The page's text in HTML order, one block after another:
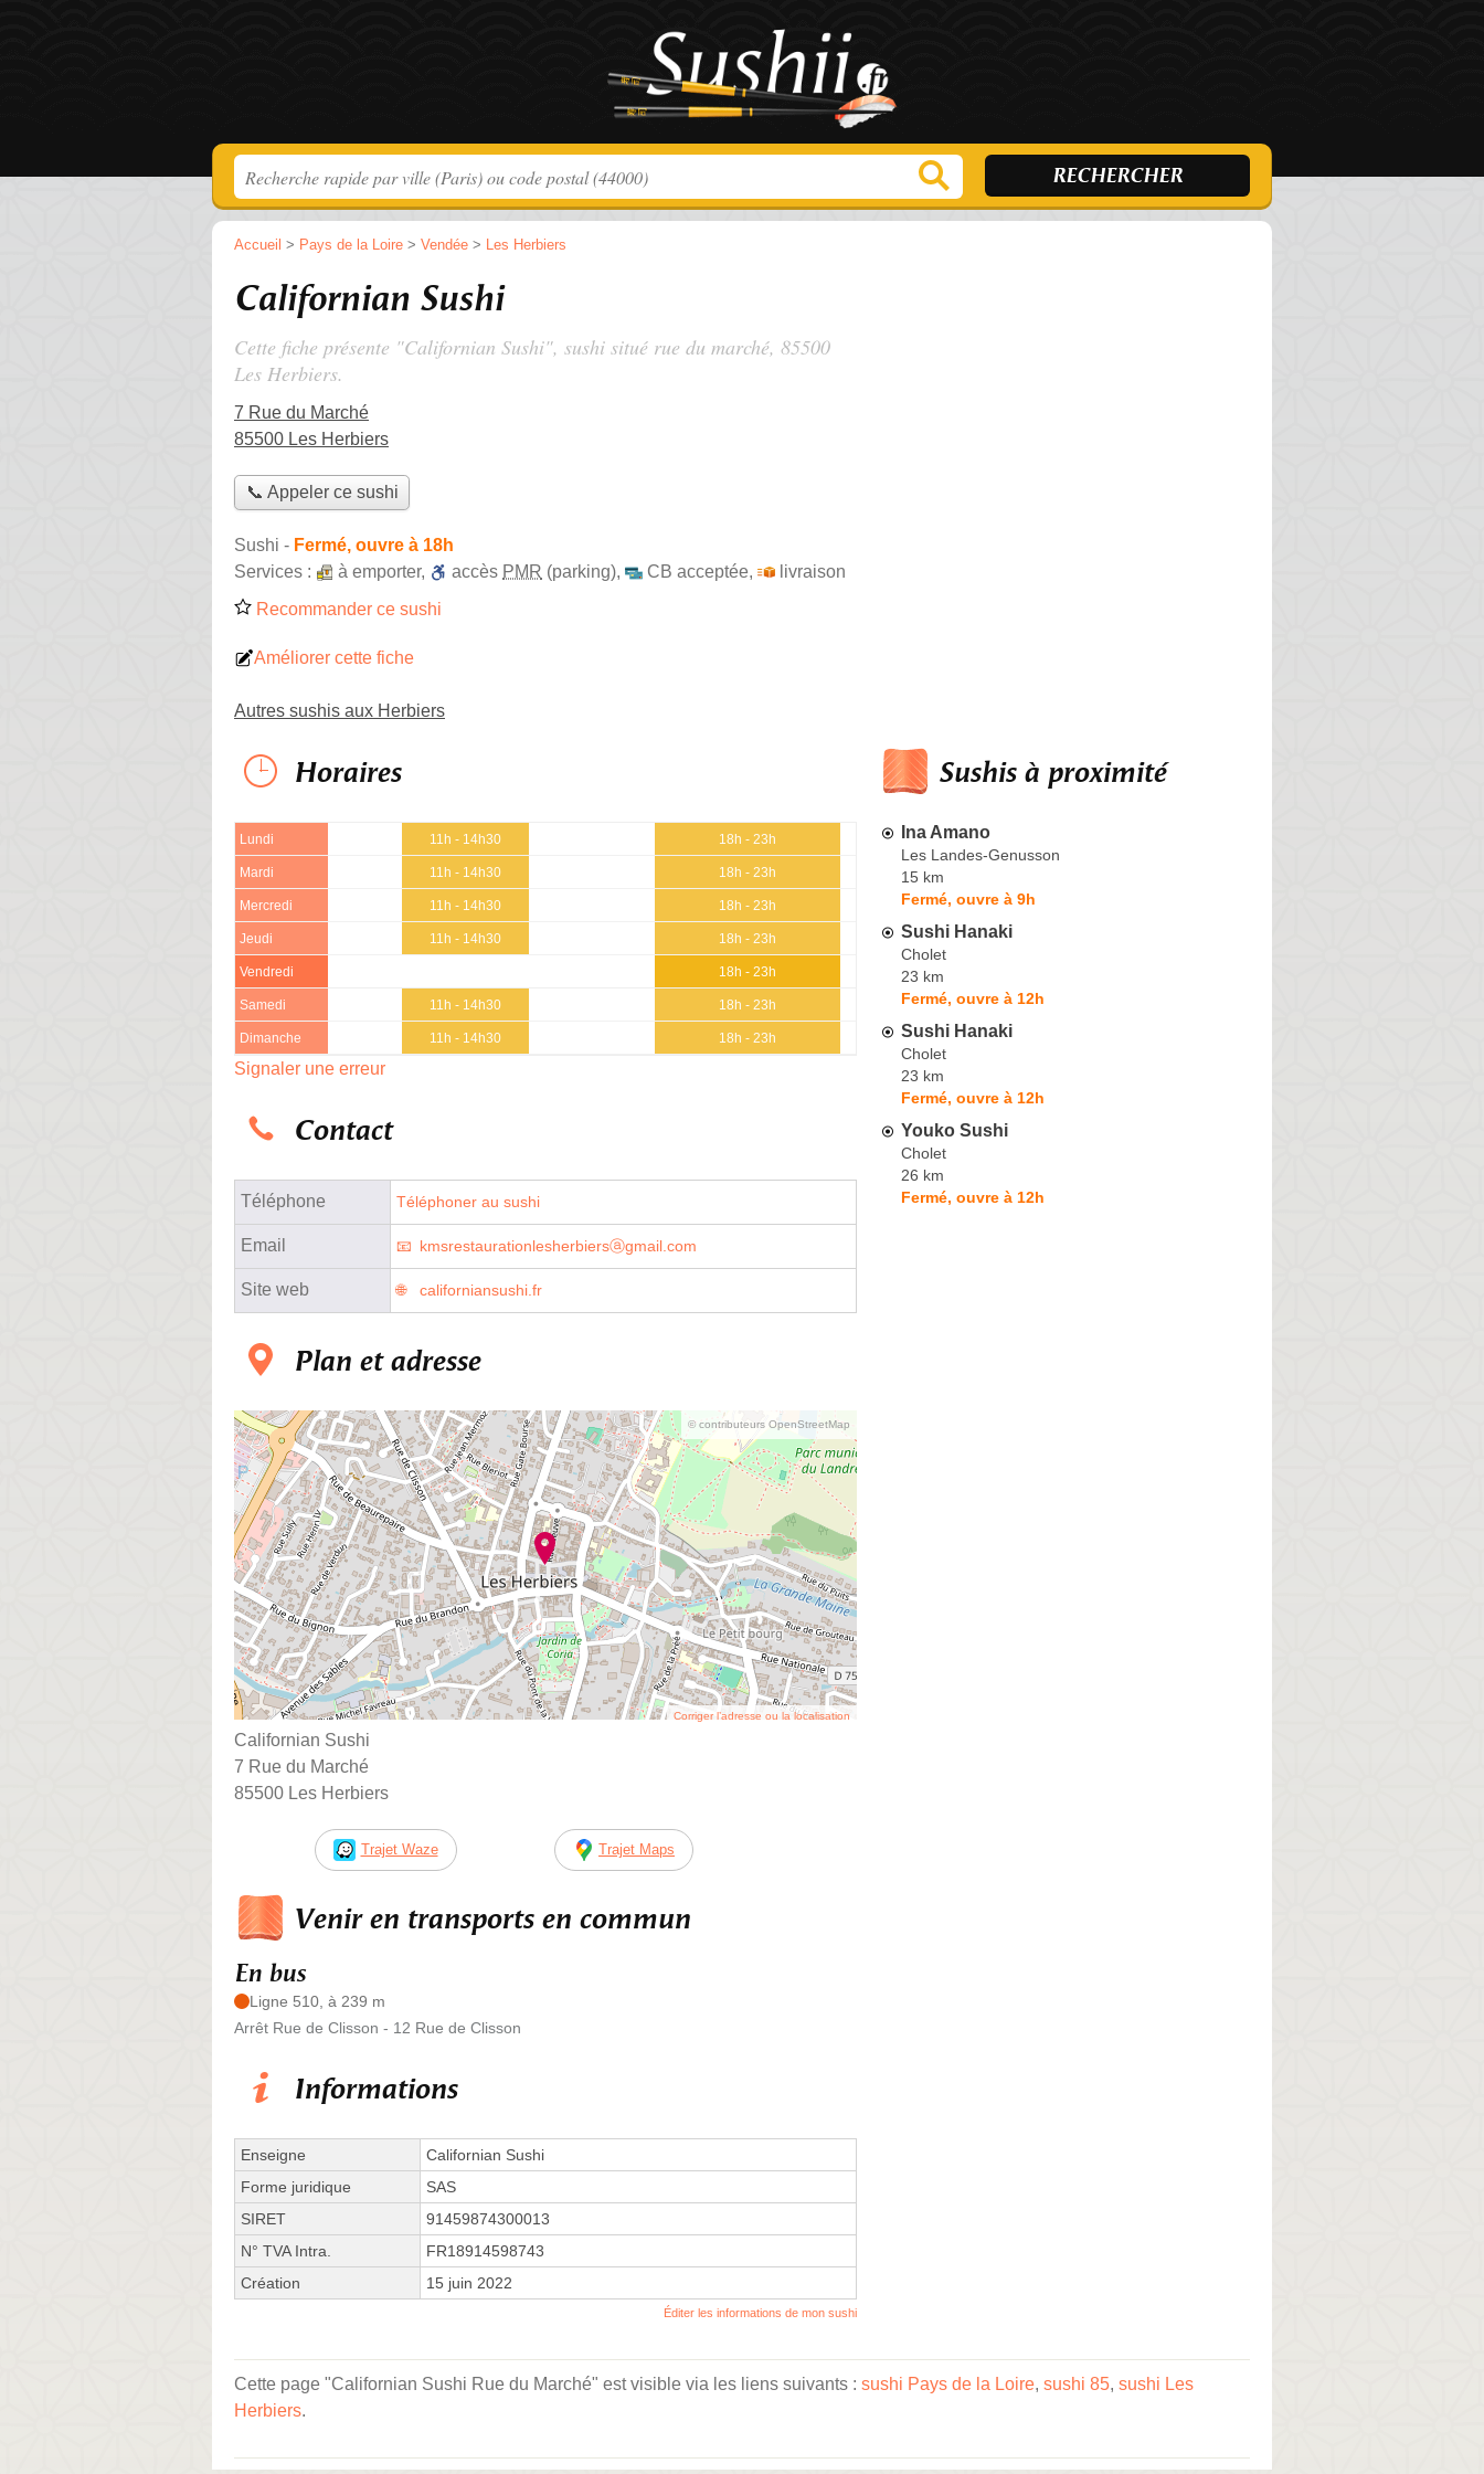
Accueil > Pays de la Loire > Vendée > Les Herbiers
Californian Sushi
Cette fiche présente "Californian Sushi", sushi situé rue du marché, 85500
Les Herbiers.
7 Rue du Marché
85500 Les Herbiers
📞 Appeler ce sushi
Sushi - Fermé, ouvre à 18h
Services :
à emporter, accès PMR (parking), CB acceptée,
livraison
Recommander ce sushi
Améliorer cette fiche
Autres sushis aux Herbiers
Horaires
Lundi 11h - 14h30 18h - 23h
Mardi 11h - 14h30 18h - 23h
Mercredi 11h - 14h30 18h - 23h
Jeudi 11h - 14h30 18h - 23h
Vendredi 18h - 23h
Samedi 11h - 14h30 18h - 23h
Dimanche 11h - 14h30 18h - 23h
Signaler une erreur
Contact
Téléphone Téléphoner au sushi
Email kmsrestaurationlesherbiersⓐgmail.com
Site web californiansushi.fr
Plan et adresse
© contributeurs OpenStreetMap
Corriger l’adresse ou la localisation
Californian Sushi
7 Rue du Marché
85500 Les Herbiers
Trajet Waze Trajet Maps
Venir en transports en commun
En bus
Ligne 510, à 239 m
Arrêt Rue de Clisson - 12 Rue de Clisson
Informations
Enseigne
Californian Sushi
Forme juridique
SAS
SIRET
91459874300013
N° TVA Intra.
FR18914598743
Création
15 juin 2022
Éditer les informations de mon sushi
Sushis à proximité
Ina Amano
Les Landes-Genusson
15 km
Fermé, ouvre à 9h
Sushi Hanaki
Cholet
23 km
Fermé, ouvre à 12h
Sushi Hanaki
Cholet
23 km
Fermé, ouvre à 12h
Youko Sushi
Cholet
26 km
Fermé, ouvre à 12h
Cette page "Californian Sushi Rue du Marché" est visible via les liens suivants : sushi Pays de la Loire, sushi 85, sushi Les
Herbiers.